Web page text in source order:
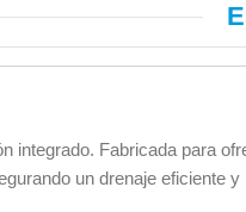
integrado. Fabricada para
un drenaje eficiente y